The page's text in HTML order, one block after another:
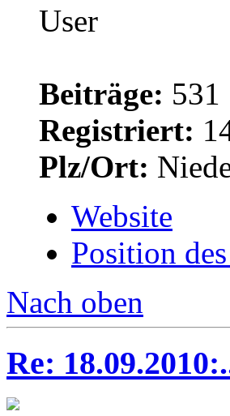
Beiträge: 531
Registriert:
Plz/Ort:
Website
Position
Nach oben
Re: